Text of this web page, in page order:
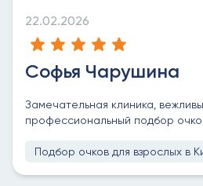
22.02.2026
Софья Чарушина
Замечательная клиника,
профессиональный подбор
Подбор очков для взрослых в